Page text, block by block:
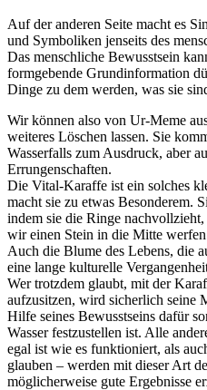
Auf der anderen Seite macht es
und Symboliken jenseits des
Das menschliche Bewusstsein
formgebende Grundinformation
Dinge zu dem werden, was sie
Wir können also von Ur-Meme
weiteres Löschen lassen. Sie
Wasserfalls zum Ausdruck, aber
Errungenschaften.
Die Vital-Karaffe ist ein solches
macht sie zu etwas Besonderem.
indem sie die Ringe
wir einen Stein in die Mitte
Auch die Blume des Lebens, die
eine lange kulturelle
Wer trotzdem glaubt, mit der
aufzusitzen, wird sicherlich seine
Hilfe seines Bewusstseins dafür
Wasser festzustellen ist. Alle
egal ist wie es funktioniert, als
glauben – werden mit dieser Art
möglicherweise gute Ergebnisse